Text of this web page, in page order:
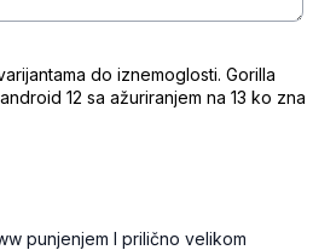
do iznemoglosti. Gorilla
12 sa ažuriranjem na 13 ko zna
punjenjem I prilično velikom